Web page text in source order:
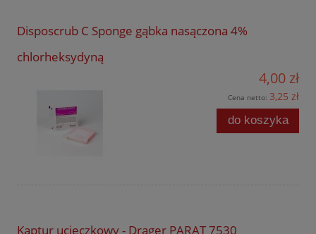
Disposcrub C Sponge gąbka nasączona 4%
chlorheksydyną
4,00 zł
Cena netto: 3,25 zł
do koszyka
Kaptur ucieczkowy - Drager PARAT 7530